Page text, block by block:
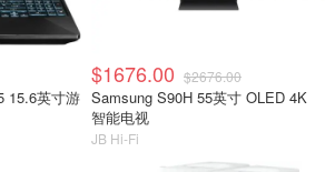
$1676.00 $2676.00
Samsung S90H 55英寸 OLED 4K
智能电视
JB Hi-Fi